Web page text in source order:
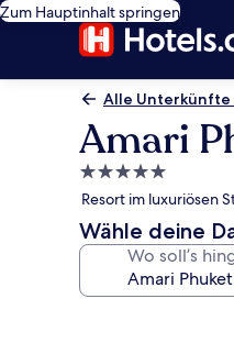
Zum Hauptinhalt springen
Alle Unterkünfte
Amari
5.0-
Sterne-
Unterkunft
Resort im luxuriösen
Wähle deine
Wo soll’s